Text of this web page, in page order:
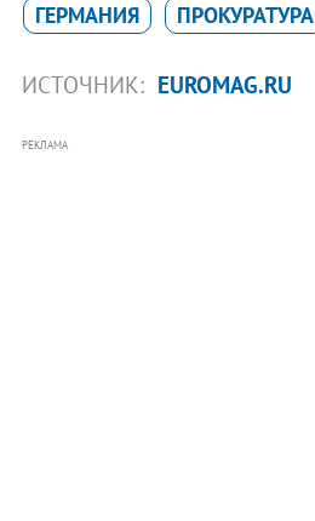
ГЕРМАНИЯ ПРОКУРАТУРА
ИСТОЧНИК: EUROMAG.RU
РЕКЛАМА